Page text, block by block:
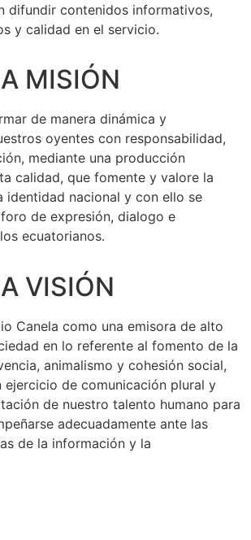
difundir contenidos informativos,
y calidad en el servicio.
MISIÓN
de manera dinámica y
oyentes con responsabilidad,
mediante una producción
calidad, que fomente y valore la
identidad nacional y con ello se
de expresión, dialogo e
ecuatorianos.
VISIÓN
Canela como una emisora de alto
en lo referente al fomento de la
animalismo y cohesión social,
ejercicio de comunicación plural y
de nuestro talento humano para
adecuadamente ante las
de la información y la